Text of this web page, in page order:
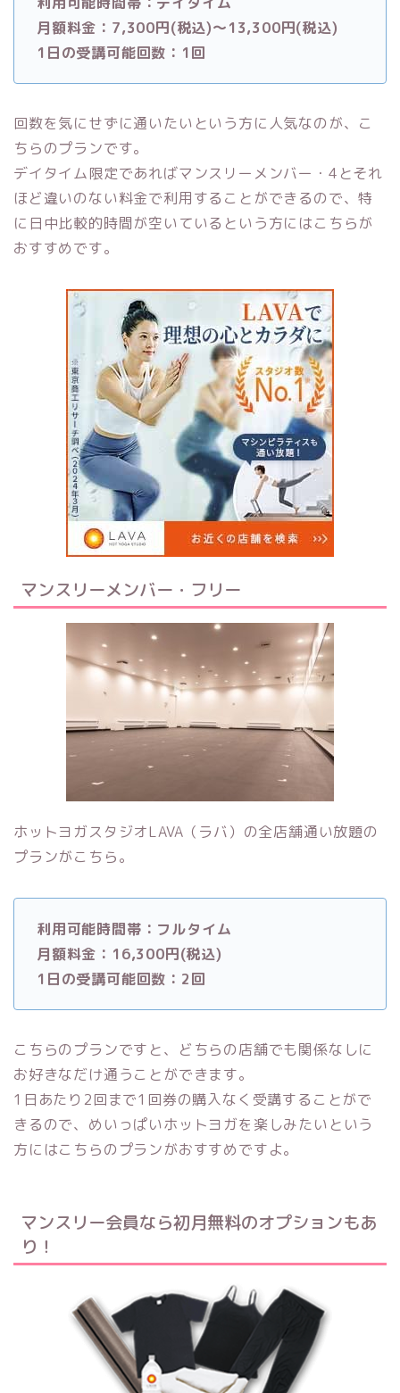
月額料金：7,300円(税込)～13,300円(税込)
1日の受講可能回数：1回
回数を気にせずに通いたいという方に人気なのが、こ
ちらのプランです。
デイタイム限定であればマンスリーメンバー・4とそれ
ほど違いのない料金で利用することができるので、特
に日中比較的時間が空いているという方にはこちらが
おすすめです。
マンスリーメンバー・フリー
ホットヨガスタジオLAVA（ラバ）の全店舗通い放題の
プランがこちら。
利用可能時間帯：フルタイム
月額料金：16,300円(税込)
1日の受講可能回数：2回
こちらのプランですと、どちらの店舗でも関係なしに
お好きなだけ通うことができます。
1日あたり2回まで1回券の購入なく受講することがで
きるので、めいっぱいホットヨガを楽しみたいという
方にはこちらのプランがおすすめですよ。
マンスリー会員なら初月無料のオプションもあ
り！